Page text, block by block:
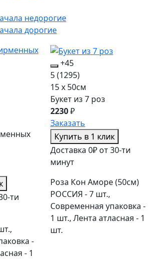
недорогие
дорогие
ти
-
- 1
+45
5(1295)
15 x 50см
Букет из 7 роз
2230₽
Заказать
Купить в 1 клик
Доставка 0₽ от 30-ти
минут
Роза Кон Аморе (50см)
РОССИЯ - 7 шт.,
Современная упаковка -
1 шт., Лента атласная - 1
шт.